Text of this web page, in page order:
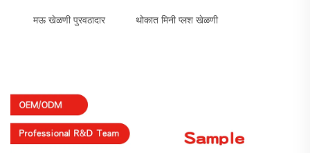
मऊ खेळणी पुरवठादार थोकात मिनी प्लश खेळणी